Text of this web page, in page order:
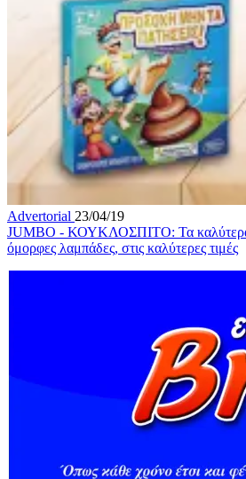
Advertorial 23/04/19
JUMBO - ΚΟΥΚΛΟΣΠΙΤΟ: Τα καλύτερα
όμορφες λαμπάδες, στις καλύτερες τιμές